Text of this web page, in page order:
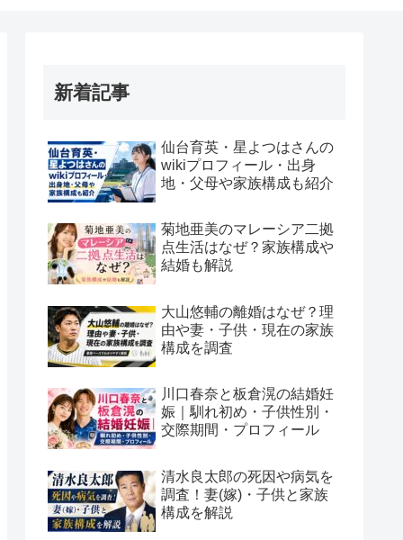
新着記事
仙台育英・星よつはさんの
wikiプロフィール・出身
地・父母や家族構成も紹介
菊地亜美のマレーシア二拠
点生活はなぜ？家族構成や
結婚も解説
大山悠輔の離婚はなぜ？理
由や妻・子供・現在の家族
構成を調査
川口春奈と板倉滉の結婚妊
娠｜馴れ初め・子供性別・
交際期間・プロフィール
清水良太郎の死因や病気を
調査！妻(嫁)・子供と家族
構成を解説